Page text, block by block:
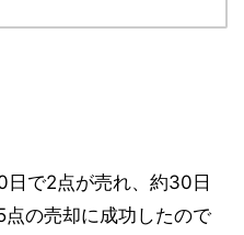
日で2点が売れ、約30日
点の売却に成功したので